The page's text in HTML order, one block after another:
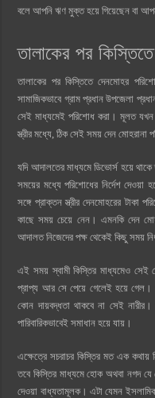
বলে আপনি ঋণ মুক্ত হয়ে গিয়েছেন বা
তালাকের পর
তালাকের পর কিস্তিতে দেনমোহর
সামাজিকভাবে গ্রাম প্রধান উপজেলা
সেই মাধ্যমেই পরিশোধ করা। মূলত যখন
স্ত্রীর মধ্যে, ঠিক সেই সময় দেন মোহরানা
যদি আদালতের মাধ্যমে ডিভোর্স হয়ে
সময়ের মধ্যে পরিশোধের নির্দেশ দেওয়া
সঙ্গে প্রাক্তন স্ত্রীর দেনমোহরের টাকা
কাছে সময় চেয়ে নেন। এমনকি দেন
আদালত নিজেদের পক্ষ থেকেই কিছু সময়
এই সময় স্বামী কিস্তির মাধ্যমেও সেই
প্রাপ্য আর সে পেয়ে গেলেই হয়ে গেল।
কোন দায়বদ্ধতা থাকবে না সেই নারীর।
পারিবারিকভাবেই সমাধান হয়ে যায়।
এক্ষেত্রে সচরাচর কিস্তির মত এক কথায়
তবে কিস্তির মাধ্যমে হোক অথবা নগদ যে
দেওয়া বাধ্যতামূলক। এটা যেমন ইসলামিক